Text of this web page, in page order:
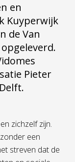
en
Kuyperwijk
de Van
Pieter
zichzelf zijn.
een
streven dat de